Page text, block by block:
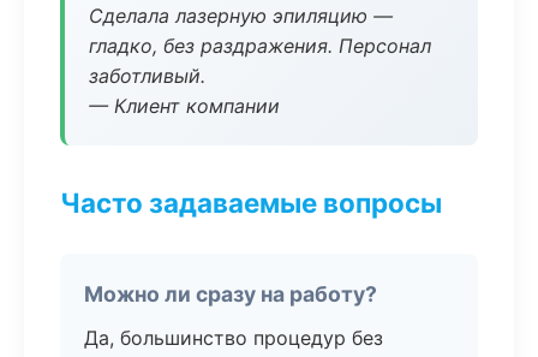
Сделала лазерную эпиляцию —
гладко, без раздражения. Персонал
заботливый.
— Клиент компании
Часто задаваемые вопросы
Можно ли сразу на работу?
Да, большинство процедур без